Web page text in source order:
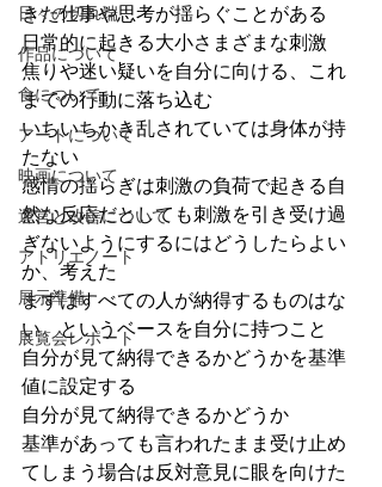
日々の切れ端
作品について
食について
アートについて
映画について
運営と改善について
アトリエノート
展示準備
展覧会レポート
きた仕事や思考が揺らぐことがある
日常的に起きる大小さまざまな刺激
焦りや迷い疑いを自分に向ける、これ
までの行動に落ち込む
いちいちかき乱されていては身体が持
たない
感情の揺らぎは刺激の負荷で起きる自
然な反応だとしても刺激を引き受け過
ぎないようにするにはどうしたらよい
か、考えた
まずはすべての人が納得するものはな
い。というベースを自分に持つこと
自分が見て納得できるかどうかを基準
値に設定する
自分が見て納得できるかどうか
基準があっても言われたまま受け止め
てしまう場合は反対意見に眼を向けた